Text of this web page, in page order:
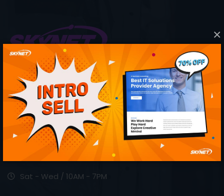
×
The web has changed a lot since Vitaly posted his first
article back in 2006. The team at Smashing has
changed too, as have the things that we bring to our
community onferences, books, and our membershipe.
Contact Us
Sat - Wed / 10AM - 7PM